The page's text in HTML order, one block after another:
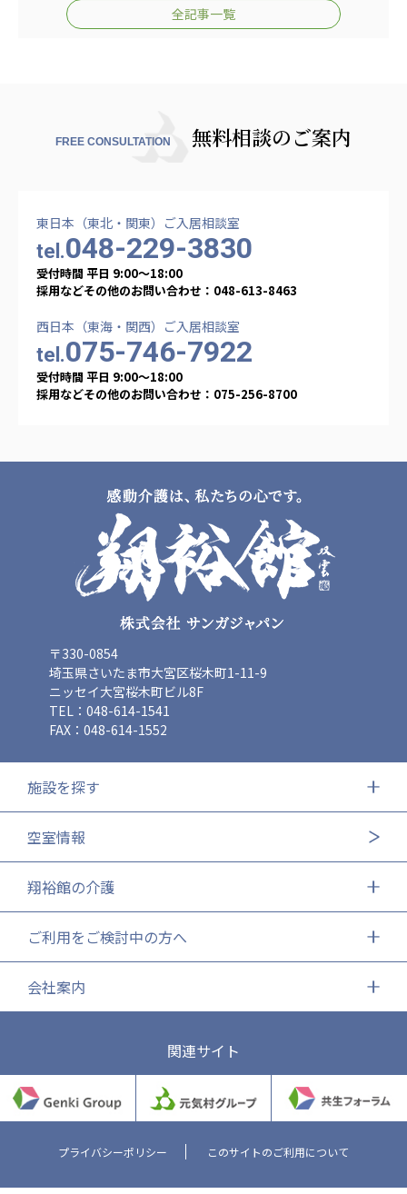
全記事一覧
FREE CONSULTATION 無料相談のご案内
東日本（東北・関東）ご入居相談室
tel.048-229-3830
受付時間 平日 9:00〜18:00
採用などその他のお問い合わせ：048-613-8463
西日本（東海・関西）ご入居相談室
tel.075-746-7922
受付時間 平日 9:00〜18:00
採用などその他のお問い合わせ：075-256-8700
〒330-0854
埼玉県さいたま市大宮区桜木町1-11-9
ニッセイ大宮桜木町ビル8F
TEL：048-614-1541
FAX：048-614-1552
施設を探す
空室情報
翔裕館の介護
ご利用をご検討中の方へ
会社案内
関連サイト
プライバシーポリシー このサイトのご利用について